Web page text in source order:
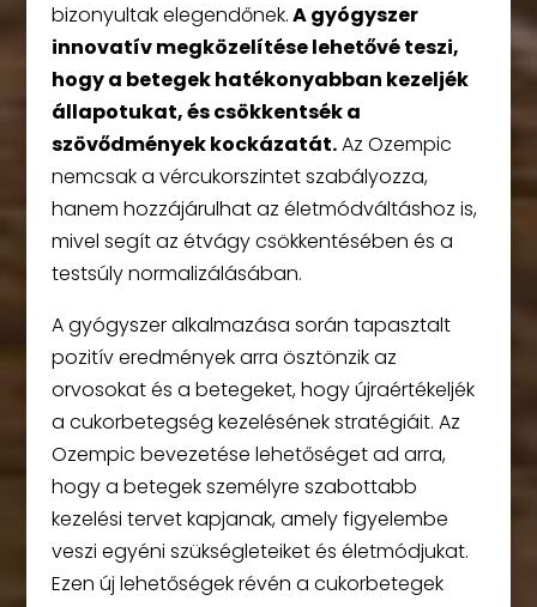
bizonyultak elegendőnek.A gyógyszer
innovatív megközelítése lehetővé teszi,
hogy a betegek hatékonyabban kezeljék
állapotukat, és csökkentsék a
szövődmények kockázatát.Az Ozempic
nemcsak a vércukorszintet szabályozza,
hanem hozzájárulhat az életmódváltáshoz is,
mivel segít az étvágy csökkentésében és a
testsúly normalizálásában.
A gyógyszer alkalmazása során tapasztalt
pozitív eredmények arra ösztönzik az
orvosokat és a betegeket, hogy újraértékeljék
a cukorbetegség kezelésének stratégiáit. Az
Ozempic bevezetése lehetőséget ad arra,
hogy a betegek személyre szabottabb
kezelési tervet kapjanak, amely figyelembe
veszi egyéni szükségleteiket és életmódjukat.
Ezen új lehetőségek révén a cukorbetegek